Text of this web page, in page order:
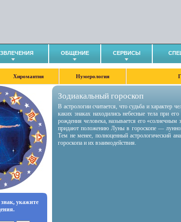
ОБЩЕНИЕ СЕРВИСЫ
Хиромантия Нумерология
укажите
Зодиакальный гороскоп
В астрологии считается, что судьба и характер
каких знаках находились небесные тела при
рождения человека, называется его
придают положению Луны в гороскопе —
Тем не менее, полноценный астрологический
гороскопа и их взаимодействия.